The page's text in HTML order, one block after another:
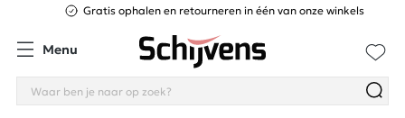
Gratis ophalen en retourneren in één van onze winkels
Menu